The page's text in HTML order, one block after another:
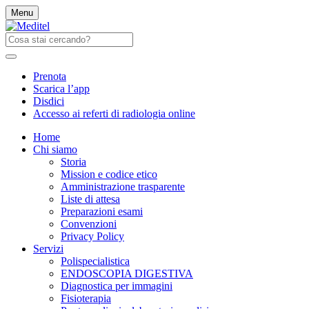
Menu
Prenota
Scarica l’app
Disdici
Accesso ai referti di radiologia online
Home
Chi siamo
Storia
Mission e codice etico
Amministrazione trasparente
Liste di attesa
Preparazioni esami
Convenzioni
Privacy Policy
Servizi
Polispecialistica
ENDOSCOPIA DIGESTIVA
Diagnostica per immagini
Fisioterapia